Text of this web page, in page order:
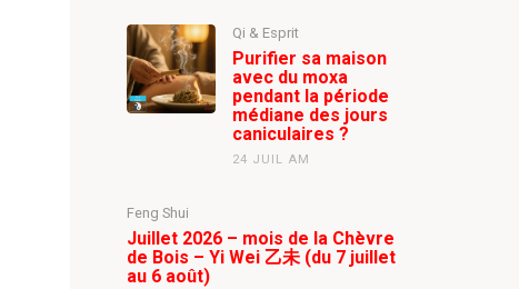
Qi & Esprit
Purifier sa maison
avec du moxa
pendant la période
médiane des jours
caniculaires ?
24 JUIL AM
Feng Shui
Juillet 2026 – mois de la Chèvre
de Bois – Yi Wei 乙未 (du 7 juillet
au 6 août)